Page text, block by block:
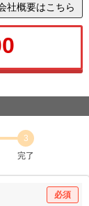
社概要はこちら
3
完了
必須